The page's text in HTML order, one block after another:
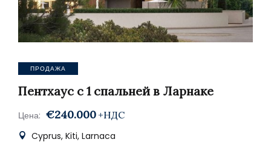
ПРОДАЖА
Пентхаус с 1 спальней в Ларнаке
Цена: €240.000 +НДС
Cyprus, Kiti, Larnaca